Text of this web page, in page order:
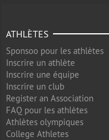
ATHLÈTES
Sponsoo pour les athlètes
Inscrire un athlète
Inscrire une équipe
Inscrire un club
Register an Association
FAQ pour les athlètes
Athlètes olympiques
College Athletes